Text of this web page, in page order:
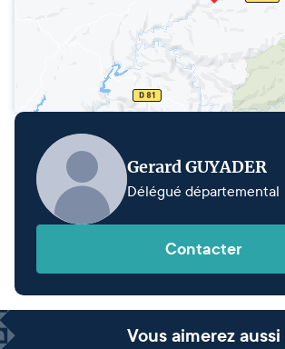
Gerard GUYADER
Délégué départemental
Contacter
Vous aimerez aussi